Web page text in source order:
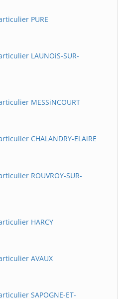
PURE
LAUNOiS-SUR-
MESSiNCOURT
CHALANDRY-ELAiRE
ROUVROY-SUR-
HARCY
AVAUX
SAPOGNE-ET-